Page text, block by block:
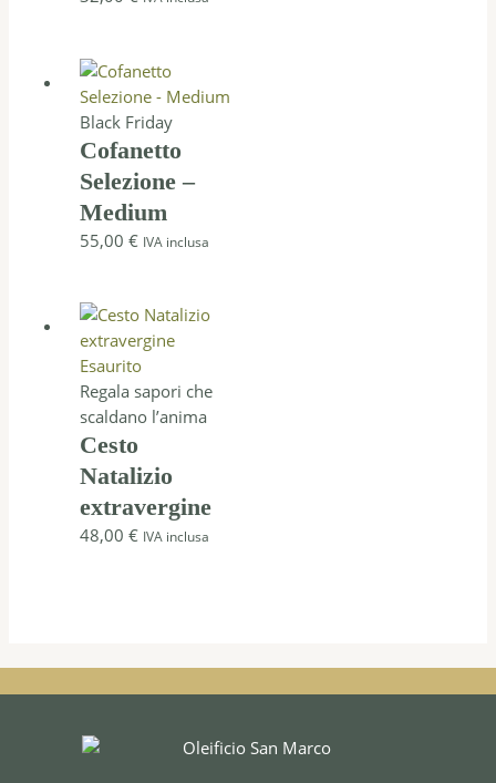
Black Friday
Cofanetto
Selezione –
Medium
55,00 € IVA inclusa
Esaurito
Regala sapori che
scaldano l’anima
Cesto
Natalizio
extravergine
48,00 € IVA inclusa